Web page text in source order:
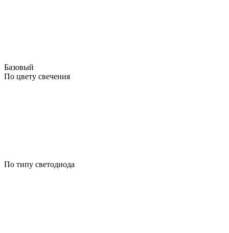
Базовый
По цвету свечения
По типу светодиода